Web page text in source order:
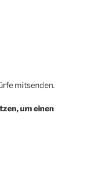
mitsenden.
um einen